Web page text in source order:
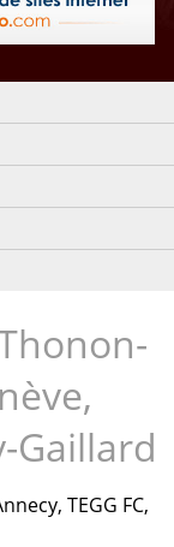
Gaillard
TEGG FC,